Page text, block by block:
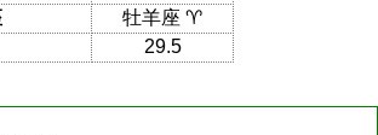
牡羊座 ♈
29.5